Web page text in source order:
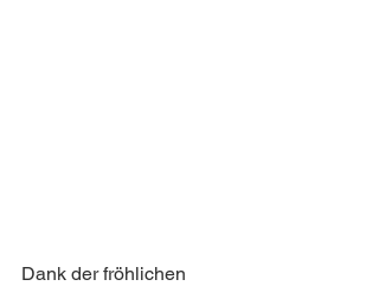
Dank der fröhlichen